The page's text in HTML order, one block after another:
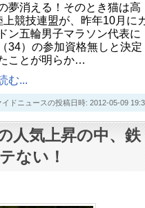
夢消える！そのとき猫は高
競技連盟が、昨年10月に
ン五輪男子マラソン代表に
34）の参加資格無しと決定
ことが明らか…
む...
ドニュースの投稿日時: 2012-05-09
人気上昇の中、鉄
ない！